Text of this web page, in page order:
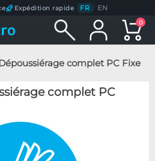
Expédition rapide FR / EN
0
complet PC Fixe
complet PC